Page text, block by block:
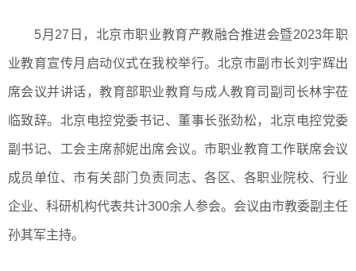
5月 27 日，北京市职业教育产教融合推进会暨2023年职
业教育宣传月启动仪式在我校举行。北京市副市长刘宇辉出
席会议并讲话，教育部职业教育与成人教育司副司长林宇莅
临致辞。北京电控党委书记、董事长张劲松，北京电控党委
副书记、工会主席郝妮出席会议。市职业教育工作联席会议
成员单位、市有关部门负责同志、各区、各职业院校、行业
企业、科研机构代表共计300余人参会。会议由市教委副主任
孙其军主持。